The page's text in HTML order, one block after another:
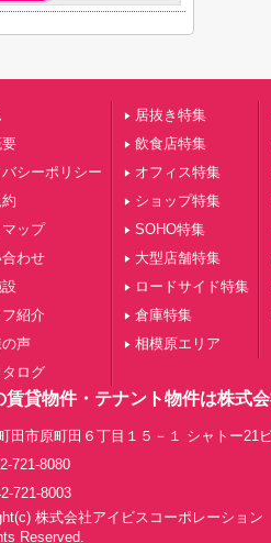
シーポリシー
ップ
わせ
紹介
声
ログ
居抜き特集
飲食店特集
オフィス特集
ショップ特集
SOHO特集
大型店舗特集
ロードサイド特集
倉庫特集
相模原エリア
賃貸物件・テナント物件は株式
田市原町田６丁目１５－１ シャトー21
721-8080
721-8003
株式会社アイビスコーポレーション
Reserved.